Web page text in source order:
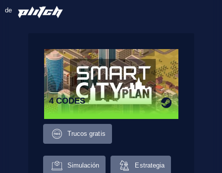
de
4 CODES
Trucos gratis
Simulación Estrategia